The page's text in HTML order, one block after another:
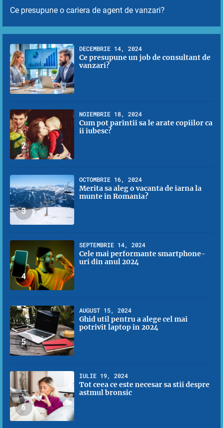
Ce presupune o cariera de agent de vanzari?
1
DECEMBRIE 14, 2024
Ce presupune un job de consultant de
vanzari?
2
NOIEMBRIE 18, 2024
Cum pot parintii sa le arate copiilor ca
ii iubesc?
3
OCTOMBRIE 16, 2024
Merita sa aleg o vacanta de iarna la
munte in Romania?
4
SEPTEMBRIE 14, 2024
Cele mai performante smartphone-
uri din anul 2024
5
AUGUST 15, 2024
Ghid util pentru a alege cel mai
potrivit laptop in 2024
6
IULIE 19, 2024
Tot ceea ce este necesar sa stii despre
astmul bronsic